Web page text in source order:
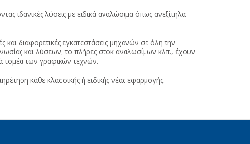
ιδανικές λύσεις με ειδικά αναλώσιμα όπως ανεξίτηλα
διαφορετικές εγκαταστάσεις μηχανών σε όλη την
και λύσεων, το πλήρες στοκ αναλωσίμων κλπ., έχουν
τομέα των γραφικών τεχνών.
κάθε κλασσικής ή ειδικής νέας εφαρμογής.